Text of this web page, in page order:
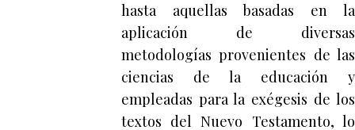
hasta aquellas basadas en la
aplicación de diversas
metodologías provenientes de las
ciencias de la educación y
empleadas para la exégesis de los
textos del Nuevo Testamento, lo